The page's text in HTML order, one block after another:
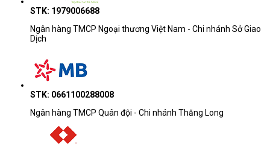
STK: 1979006688
Ngân hàng TMCP Ngoại thương Việt Nam - Chi nhánh Sở Giao
Dịch
STK: 0661100288008
Ngân hàng TMCP Quân đội - Chi nhánh Thăng Long